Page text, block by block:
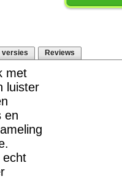
versies Reviews
met
luister
en
echt